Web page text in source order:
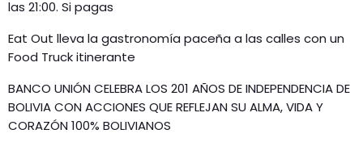
las 21:00. Si pagas
Eat Out lleva la gastronomía paceña a las calles con un
Food Truck itinerante
BANCO UNIÓN CELEBRA LOS 201 AÑOS DE INDEPENDENCIA DE
BOLIVIA CON ACCIONES QUE REFLEJAN SU ALMA, VIDA Y
CORAZÓN 100% BOLIVIANOS